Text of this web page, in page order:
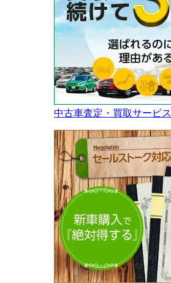
中古車査定・買取サービス